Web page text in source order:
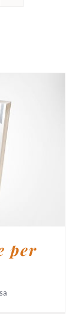
per